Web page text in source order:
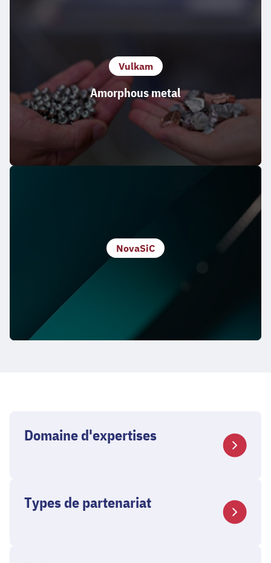
Vulkam
Amorphous metal
NovaSiC
Domaine d'expertises
Types de partenariat